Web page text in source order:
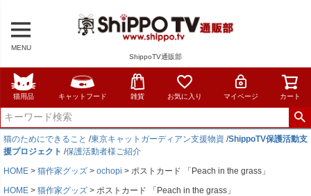
MENU
ShippoTV通販部
猫用品 キャットフード 雑貨 お気に入り マイページ カート
猫のためにできること /東京キャットガーディアン支援物資 /ShippoTV保護活動支
援プロジェクト /保護活動者様ご紹介
HOME
猫作家グッズ ochopi
ポストカード 「Peach in the grass」
HOME
猫作家グッズ
ポストカード 「Peach in the grass」